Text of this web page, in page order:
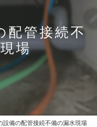
配管接続不
場
設備の配管接続不備の漏水現場